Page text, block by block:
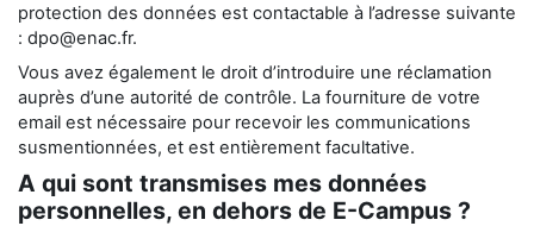
protection des données est contactable à l’adresse suivante
: dpo@enac.fr.
Vous avez également le droit d’introduire une réclamation
auprès d’une autorité de contrôle. La fourniture de votre
email est nécessaire pour recevoir les communications
susmentionnées, et est entièrement facultative.
A qui sont transmises mes données
personnelles, en dehors de E-Campus ?